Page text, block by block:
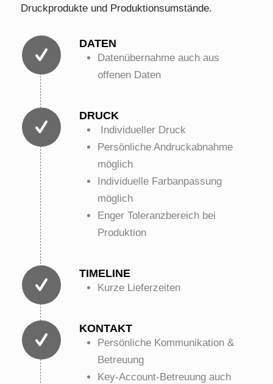
Druckprodukte und Produktionsumstände.
DATEN
Datenübernahme auch aus
offenen Daten
DRUCK
Individueller Druck
Persönliche Andruckabnahme
möglich
Individuelle Farbanpassung
möglich
Enger Toleranzbereich bei
Produktion
TIMELINE
Kurze Lieferzeiten
KONTAKT
Persönliche Kommunikation &
Betreuung
Key-Account-Betreuung auch